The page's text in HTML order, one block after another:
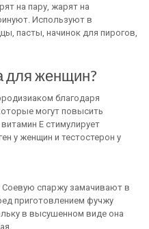
на пару, жарят на
Используют в
пасты, начинок для пирогов,
для женщин?
благодаря
могут повысить
Е стимулирует
у женщин и тестостерон у
спаржу замачивают в
приготовлением фучжу
в высушенном виде она